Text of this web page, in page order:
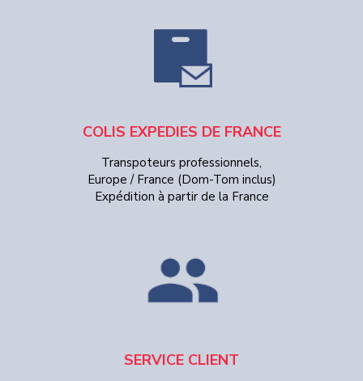
COLIS EXPEDIES DE FRANCE
Transpoteurs professionnels,
Europe / France (Dom-Tom inclus)
Expédition à partir de la France
SERVICE CLIENT